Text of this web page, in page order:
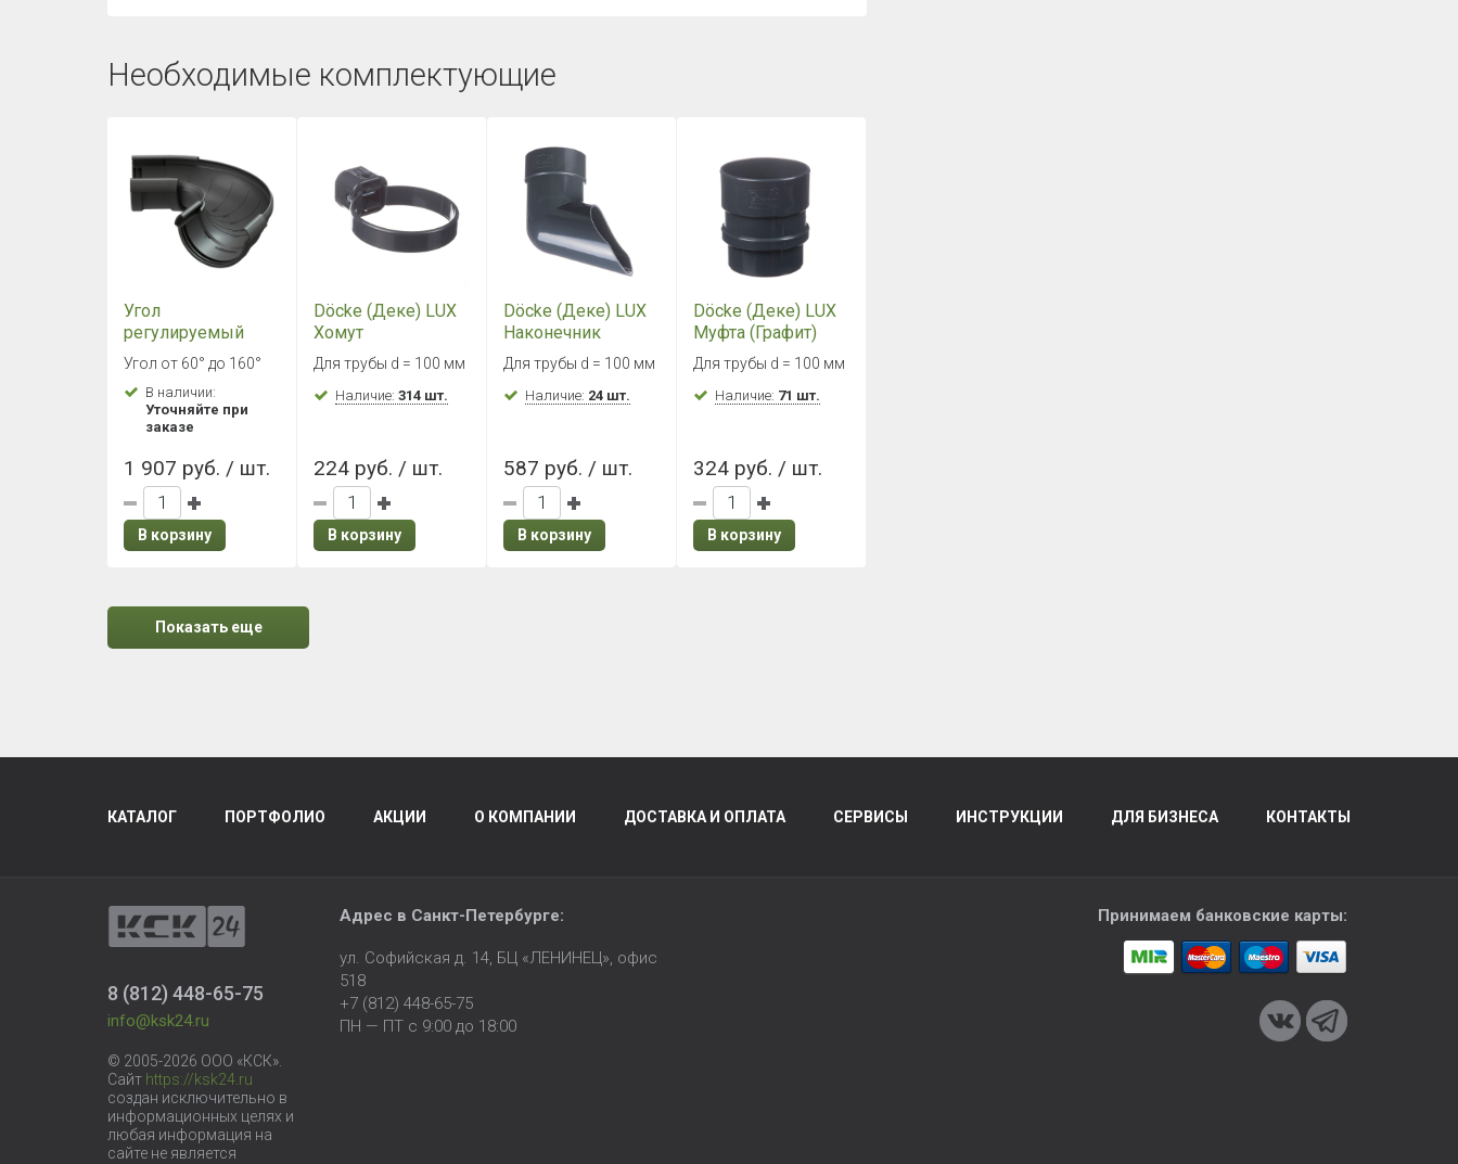
Необходимые комплектующие
Угол
регулируемый
Döcke LUX
60°-160° Графит
Угол от 60° до 160°
В наличии:
Уточняйте при
заказе
1 907 руб. / шт.
В корзину
Döcke (Деке) LUX
Хомут
универсальный
(Графит)
Для трубы d = 100 мм
Наличие:314 шт.
224 руб. / шт.
В корзину
Döcke (Деке) LUX
Наконечник
(Графит)
Для трубы d = 100 мм
Наличие: 24 шт.
587 руб. / шт.
В корзину
Döcke (Деке) LUX
Муфта (Графит)
Для трубы d = 100 мм
Наличие: 71 шт.
324 руб. / шт.
В корзину
Показать еще
КАТАЛОГ ПОРТФОЛИО АКЦИИ О КОМПАНИИ ДОСТАВКА И ОПЛАТА СЕРВИСЫ ИНСТРУКЦИИ ДЛЯ БИЗНЕСА КОНТАКТЫ
8 (812) 448-65-75
info@ksk24.ru
© 2005-2026 ООО «КСК».
Сайт https://ksk24.ru
создан исключительно в
информационных целях и
любая информация на
сайте не является
Адрес в Санкт-Петербурге:
ул. Софийская д. 14, БЦ «ЛЕНИНЕЦ», офис
518
+7 (812) 448-65-75
ПН — ПТ с 9:00 до 18:00
Принимаем банковские карты: